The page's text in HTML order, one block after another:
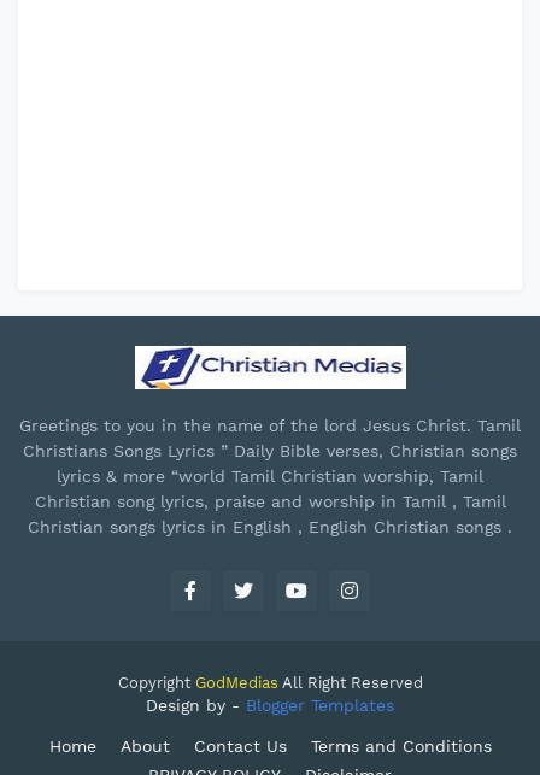
Greetings to you in the name of the lord Jesus Christ. Tamil
Christians Songs Lyrics ” Daily Bible verses, Christian songs
lyrics & more “world Tamil Christian worship, Tamil
Christian song lyrics, praise and worship in Tamil , Tamil
Christian songs lyrics in English , English Christian songs .
Copyright GodMedias All Right Reserved
Design by - Blogger Templates
Home About Contact Us
Terms and Conditions